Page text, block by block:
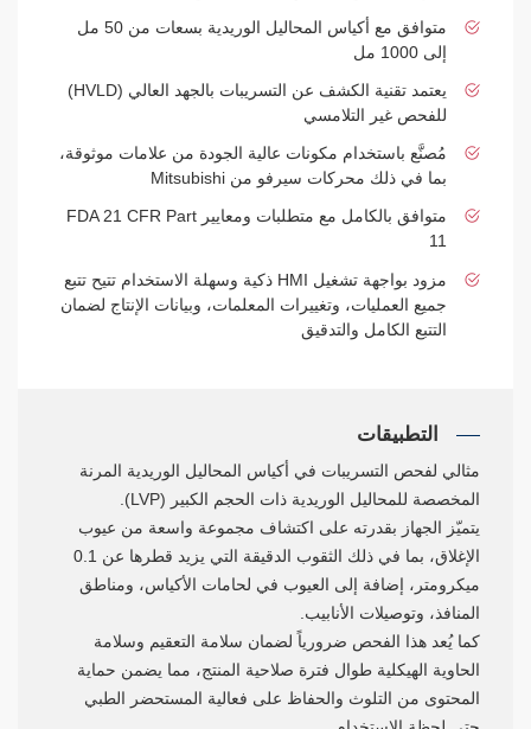
متوافق مع أكياس المحاليل الوريدية بسعات من 50 مل
إلى 1000 مل
يعتمد تقنية الكشف عن التسريبات بالجهد العالي (HVLD)
للفحص غير التلامسي
مُصنَّع باستخدام مكونات عالية الجودة من علامات موثوقة،
بما في ذلك محركات سيرفو من Mitsubishi
متوافق بالكامل مع متطلبات ومعايير FDA 21 CFR Part
11
مزود بواجهة تشغيل HMI ذكية وسهلة الاستخدام تتيح تتبع
جميع العمليات، وتغييرات المعلمات، وبيانات الإنتاج لضمان
التتبع الكامل والتدقيق
التطبيقات
مثالي لفحص التسريبات في أكياس المحاليل الوريدية المرنة
المخصصة للمحاليل الوريدية ذات الحجم الكبير (LVP).
يتميّز الجهاز بقدرته على اكتشاف مجموعة واسعة من عيوب
الإغلاق، بما في ذلك الثقوب الدقيقة التي يزيد قطرها عن 0.1
ميكرومتر، إضافة إلى العيوب في لحامات الأكياس، ومناطق
المنافذ، وتوصيلات الأنابيب.
كما يُعد هذا الفحص ضرورياً لضمان سلامة التعقيم وسلامة
الحاوية الهيكلية طوال فترة صلاحية المنتج، مما يضمن حماية
المحتوى من التلوث والحفاظ على فعالية المستحضر الطبي